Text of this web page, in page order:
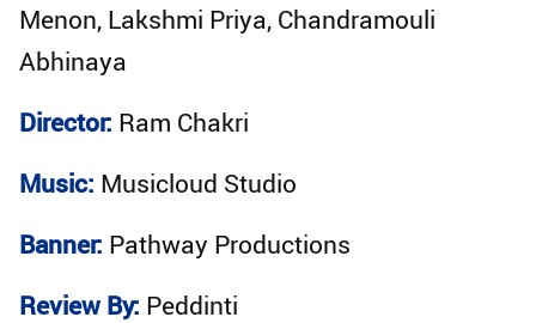
Menon, Lakshmi Priya, Chandramouli
Abhinaya
Director: Ram Chakri
Music: Musicloud Studio
Banner: Pathway Productions
Review By: Peddinti